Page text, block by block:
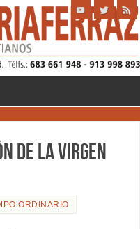
DE LA VIRGEN
ORDINARIO